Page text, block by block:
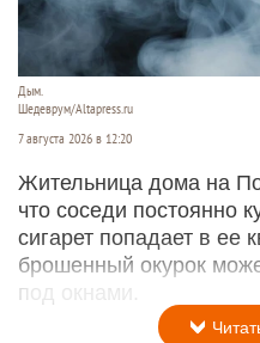
Дым.
Шедеврум/Altapress.ru
7 августа 2026 в 12:20
Жительница дома на
что соседи постоянно
сигарет попадает в ее
брошенный окурок
под окнами.